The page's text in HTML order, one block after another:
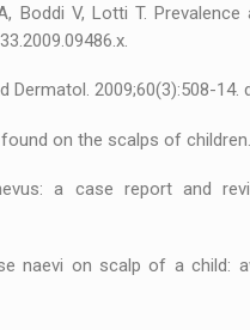
Boddi V, Lotti T.
2009;60(3):508-14.
on the scalps of
a case report and
naevi on scalp of a child: